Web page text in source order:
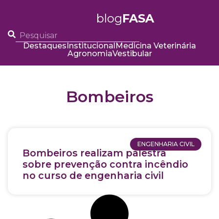
blogFASA
DestaquesInstitucionalMedicina Veterinária
AgronomiaVestibular
Bombeiros
ENGENHARIA CIVIL
Bombeiros realizam palestra
sobre prevenção contra incêndio
no curso de engenharia civil